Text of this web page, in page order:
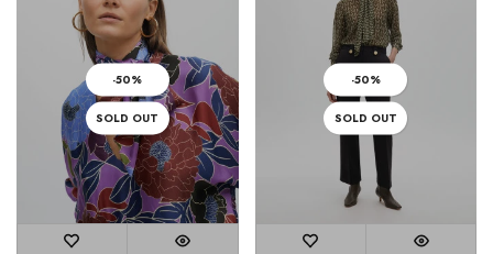
-50%
SOLD OUT
-50%
SOLD OUT